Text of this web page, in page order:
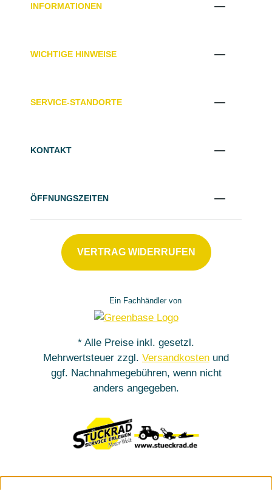
INFORMATIONEN
WICHTIGE HINWEISE
SERVICE-STANDORTE
KONTAKT
ÖFFNUNGSZEITEN
VERTRAG WIDERRUFEN
Ein Fachhändler von
* Alle Preise inkl. gesetzl.
Mehrwertsteuer zzgl. Versandkosten und
ggf. Nachnahmegebühren, wenn nicht
anders angegeben.